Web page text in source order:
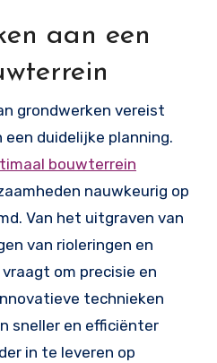
aan een
grondwerken vereist
duidelijke planning.
bouwterrein
nauwkeurig op
Van het uitgraven van
van rioleringen en
om precisie en
technieken
sneller en efficiënter
in te leveren op